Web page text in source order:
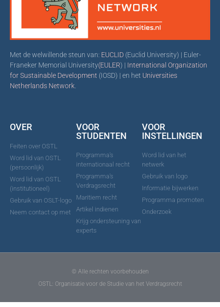
Met de welwillende steun van: EUCLID (Euclid University) | Euler-
Franeker Memorial University(EULER) | International Organization
for Sustainable Development (IOSD) | en het Universities
Netherlands Network
OVER
Feiten over OSTL
Word lid van OSTL
(persoonlijk)
Word lid van OSTL
(institutioneel)
Gebruik van OSLT-logo
Neem contact op met
VOOR
STUDENTEN
Programma's
internationaal recht
Programma's
Verdragsrecht
Maritiem recht
Artikel indienen
Krijg ondersteuning van
experts
VOOR
INSTELLINGEN
Word lid van het
netwerk
Gebruik van logo
Informatie bijwerken
Programma promoten
Onderzoek
© Alle rechten voorbehouden
OSTL: Organisatie voor de Studie van het Verdragsrecht